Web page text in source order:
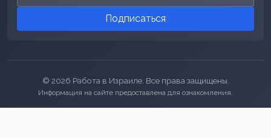
Подписаться
© 2026 Работа в Израиле. Все права защищены.
Информация на сайте предоставлена для ознакомления.